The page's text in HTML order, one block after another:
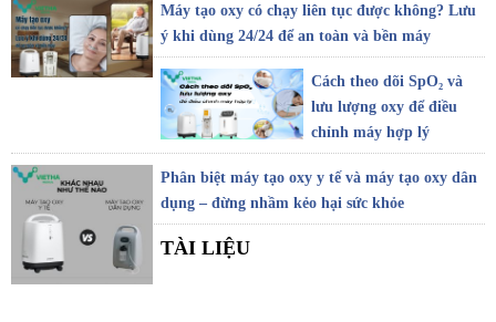
Máy tạo oxy có chạy liên tục được không? Lưu
ý khi dùng 24/24 để an toàn và bền máy
Cách theo dõi SpO₂ và
lưu lượng oxy để điều
chỉnh máy hợp lý
Phân biệt máy tạo oxy y tế và máy tạo oxy dân
dụng – đừng nhầm kẻo hại sức khỏe
TÀI LIỆU